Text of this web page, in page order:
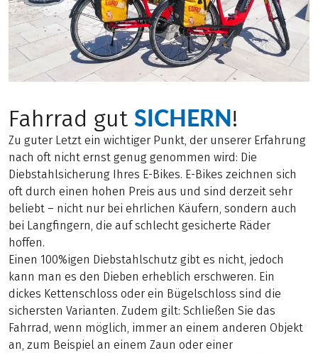
Fahrrad gut SICHERN!
Zu guter Letzt ein wichtiger Punkt, der unserer Erfahrung
nach oft nicht ernst genug genommen wird: Die
Diebstahlsicherung Ihres E-Bikes. E-Bikes zeichnen sich
oft durch einen hohen Preis aus und sind derzeit sehr
beliebt – nicht nur bei ehrlichen Käufern, sondern auch
bei Langfingern, die auf schlecht gesicherte Räder
hoffen.
Einen 100%igen Diebstahlschutz gibt es nicht, jedoch
kann man es den Dieben erheblich erschweren. Ein
dickes Kettenschloss oder ein Bügelschloss sind die
sichersten Varianten. Zudem gilt: Schließen Sie das
Fahrrad, wenn möglich, immer an einem anderen Objekt
an, zum Beispiel an einem Zaun oder einer